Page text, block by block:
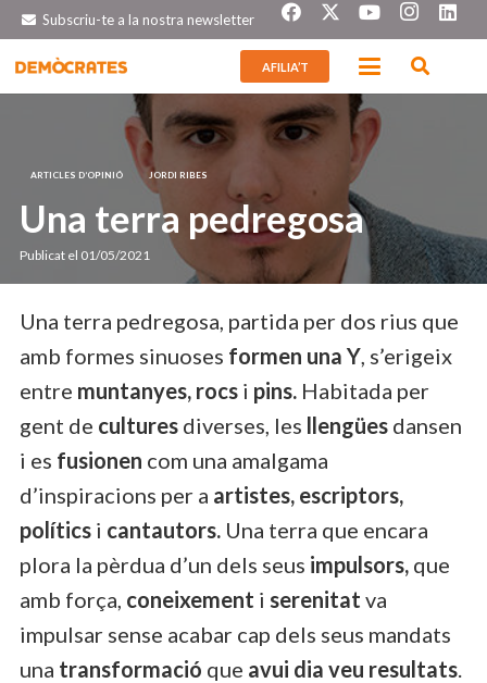
Subscriu-te a la nostra newsletter
AFILIA’T
ARTICLES D’OPINIÓ JORDI RIBES
Una terra pedregosa
Publicat el 01/05/2021
Una terra pedregosa, partida per dos rius que
amb formes sinuoses formen una Y, s’erigeix
entre muntanyes, rocs i pins. Habitada per
gent de cultures diverses, les llengües dansen
i es fusionen com una amalgama
d’inspiracions per a artistes, escriptors,
polítics i cantautors. Una terra que encara
plora la pèrdua d’un dels seus impulsors, que
amb força, coneixement i serenitat va
impulsar sense acabar cap dels seus mandats
una transformació que avui dia veu resultats.